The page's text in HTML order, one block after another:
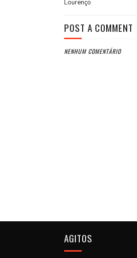
Lourenço
POST A COMMENT
NENHUM COMENTÁRIO
AGITOS